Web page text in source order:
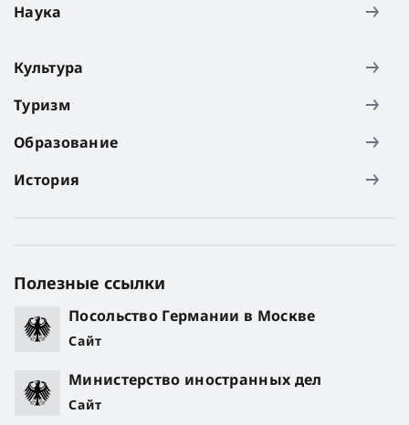
Наука
Культура
Туризм
Образование
История
Полезные ссылки
Посольство Германии в Москве
Сайт
Министерство иностранных дел
Сайт